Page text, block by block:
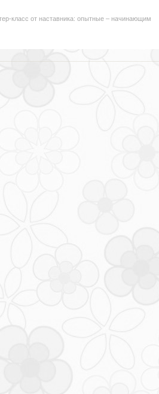
по статьям
класс от наставника: опытные – начинающим